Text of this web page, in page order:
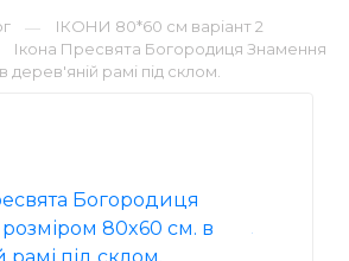
—
ІКОНИ 80*60 см варіант 2
Ікона Пресвята Богородиця Знамення
рамі під склом.